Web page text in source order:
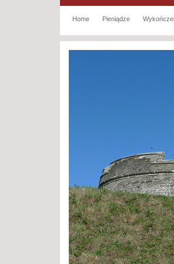
Home Pieniądze